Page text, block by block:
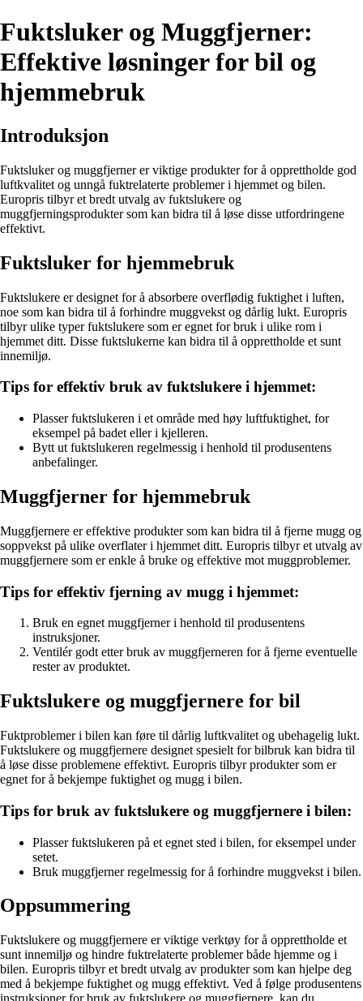
Fuktsluker og Muggfjerner:
Effektive løsninger for bil og
hjemmebruk
Introduksjon
Fuktsluker og muggfjerner er viktige produkter for å opprettholde god
luftkvalitet og unngå fuktrelaterte problemer i hjemmet og bilen.
Europris tilbyr et bredt utvalg av fuktslukere og
muggfjerningsprodukter som kan bidra til å løse disse utfordringene
effektivt.
Fuktsluker for hjemmebruk
Fuktslukere er designet for å absorbere overflødig fuktighet i luften,
noe som kan bidra til å forhindre muggvekst og dårlig lukt. Europris
tilbyr ulike typer fuktslukere som er egnet for bruk i ulike rom i
hjemmet ditt. Disse fuktslukerne kan bidra til å opprettholde et sunt
innemiljø.
Tips for effektiv bruk av fuktslukere i hjemmet:
Plasser fuktslukeren i et område med høy luftfuktighet, for
eksempel på badet eller i kjelleren.
Bytt ut fuktslukeren regelmessig i henhold til produsentens
anbefalinger.
Muggfjerner for hjemmebruk
Muggfjernere er effektive produkter som kan bidra til å fjerne mugg og
soppvekst på ulike overflater i hjemmet ditt. Europris tilbyr et utvalg av
muggfjernere som er enkle å bruke og effektive mot muggproblemer.
Tips for effektiv fjerning av mugg i hjemmet:
Bruk en egnet muggfjerner i henhold til produsentens
instruksjoner.
Ventilér godt etter bruk av muggfjerneren for å fjerne eventuelle
rester av produktet.
Fuktslukere og muggfjernere for bil
Fuktproblemer i bilen kan føre til dårlig luftkvalitet og ubehagelig lukt.
Fuktslukere og muggfjernere designet spesielt for bilbruk kan bidra til
å løse disse problemene effektivt. Europris tilbyr produkter som er
egnet for å bekjempe fuktighet og mugg i bilen.
Tips for bruk av fuktslukere og muggfjernere i bilen:
Plasser fuktslukeren på et egnet sted i bilen, for eksempel under
setet.
Bruk muggfjerner regelmessig for å forhindre muggvekst i bilen.
Oppsummering
Fuktslukere og muggfjernere er viktige verktøy for å opprettholde et
sunt innemiljø og hindre fuktrelaterte problemer både hjemme og i
bilen. Europris tilbyr et bredt utvalg av produkter som kan hjelpe deg
med å bekjempe fuktighet og mugg effektivt. Ved å følge produsentens